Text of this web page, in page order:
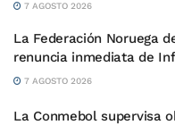
7 AGOSTO 2026
La Federación Noruega
renuncia inmediata de
7 AGOSTO 2026
La Conmebol supervisa